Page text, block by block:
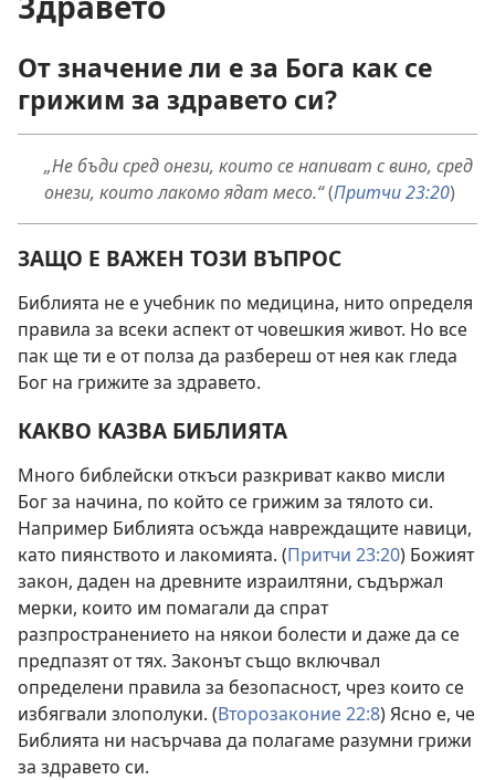
От значение ли е за Бога как се
грижим за здравето си?
„Не бъди сред онези, които се напиват с вино, сред
онези, които лакомо ядат месо.“(Притчи 23:20)
ЗАЩО Е ВАЖЕН ТОЗИ ВЪПРОС
Библията не е учебник по медицина, нито определя
правила за всеки аспект от човешкия живот. Но все
пак ще ти е от полза да разбереш от нея как гледа
Бог на грижите за здравето.
КАКВО КАЗВА БИБЛИЯТА
Много библейски откъси разкриват какво мисли
Бог за начина, по който се грижим за тялото си.
Например Библията осъжда навреждащите навици,
като пиянството и лакомията. (Притчи 23:20) Божият
закон, даден на древните израилтяни, съдържал
мерки, които им помагали да спрат
разпространението на някои болести и даже да се
предпазят от тях. Законът също включвал
определени правила за безопасност, чрез които се
избягвали злополуки. (Второзаконие 22:8) Ясно е, че
Библията ни насърчава да полагаме разумни грижи
за здравето си.